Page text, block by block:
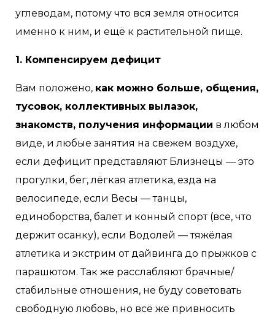
углеводам, потому что вся земля относится
именно к ним, и ещё к растительной пище.
1. Компенсируем дефицит
Вам положено, как можно больше, общения,
тусовок, коллективных вылазок,
знакомств, получения информации в любом
виде, и любые занятия на свежем воздухе,
если дефицит представляют Близнецы — это
прогулки, бег, лёгкая атлетика, езда на
велосипеде, если Весы — танцы,
единоборства, балет и конный спорт (все, что
держит осанку), если Водолей — тяжёлая
атлетика и экстрим от дайвинга до прыжков с
парашютом. Так же расслабляют брачные/
стабильные отношения, не буду советовать
свободную любовь, но всё же привносить